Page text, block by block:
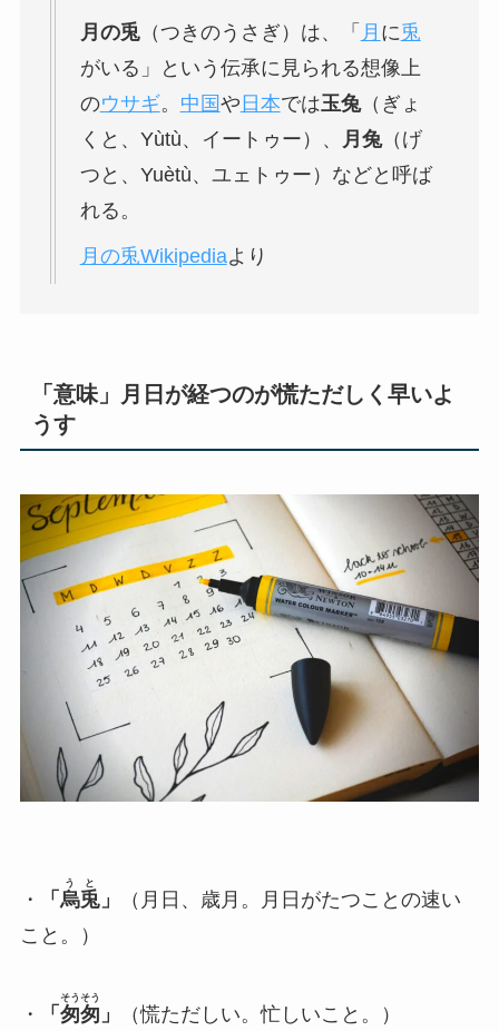
月の兎（つきのうさぎ）は、「 月 に兎
がいる」という伝承に見られる想像上
のウサギ。 中国や 日本では玉兔（ぎょ
くと、Yùtù、イートゥー）、
月兔（げ
つと、Yuètù、ユェトゥー）などと呼ば
れる。
月の兎Wikipediaより
「意味」月日が経つのが慌ただしく早いよ
うす
・ 「 烏兎
うと
」
（月日、歳月。月日がたつことの速い
こと。）
・ 「 匆匆
そうそう
」 （慌ただしい。忙しいこと。）